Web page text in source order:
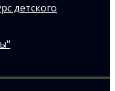
детского